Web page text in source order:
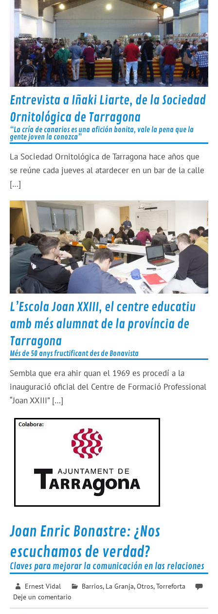
Entrevista a Iñaki Liarte, de la Sociedad
Ornitológica de Tarragona
“La cría de canarios es una afición bonita, vale la pena que la
gente joven la conozca”
La Sociedad Ornitológica de Tarragona hace años que
se reúne cada jueves al atardecer en un bar de la calle
[…]
L’Escola Joan XXIII, el centre educatiu
amb més alumnat de la província de
Tarragona
Més de 50 anys fructificant des de Bonavista
Sembla que era ahir quan el 1969 es procedí a la
inauguració oficial del Centre de Formació Professional
“Joan XXIII” […]
Joan Enric Bonastre: ¿Nos
escuchamos de verdad?
Claves para mejorar la comunicación en las relaciones
Ernest Vidal Barrios, La Granja,Otros,Torreforta
Deje un comentario